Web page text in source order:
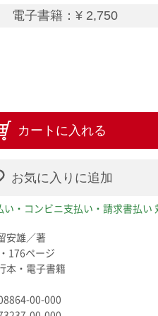
電子書籍：¥ 2,750
カートに入れる
お気に入りに追加
い・コンビニ支払い・請求書払い
安雄／著
176ページ
本・電子書籍
00-000